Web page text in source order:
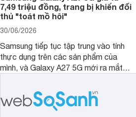
7,49 triệu đồng, trang bị khiến đối
thủ "toát mồ hôi"
30/06/2026
Samsung tiếp tục tập trung vào tính
thực dụng trên các sản phẩm của
mình, và Galaxy A27 5G mới ra mắt
tới cho người dùng một thiết bị chất
lượng với nhiều trang bị ấn tượng và
độ bền bỉ cho nhu cầu sử dụng lâu